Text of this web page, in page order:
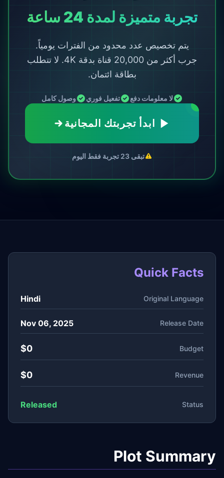
تجربة متميزة لمدة 24 ساعة
يتم تخصيص عدد محدود من الفترات يومياً.
جرب أكثر من 20,000 قناة بدقة 4K. لا تتطلب
بطاقة ائتمان.
لا معلومات دفع تفعيل فوري وصول كامل
ابدأ تجربتك المجانية
تبقى 23 تجربة فقط اليوم
Plot Summary
Quick Facts
Original Language
Hindi
Release Date
Nov 06, 2025
Budget
$0
Revenue
$0
Status
Released